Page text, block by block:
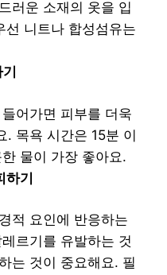
러운 소재의 옷을 입
선 니트나 합성섬유는
어가면 피부를 더욱
. 목욕 시간은 15분 이
물이 가장 좋아요.
하기
적 요인에 반응하는
르기를 유발하는 것
는 것이 중요해요. 필